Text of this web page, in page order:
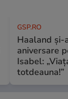
GSP.RO
Haaland
aniversare
Isabel:
totdeauna!”